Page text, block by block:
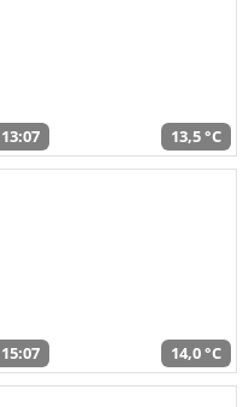
13:07 13,5 °C
15:07 14,0 °C